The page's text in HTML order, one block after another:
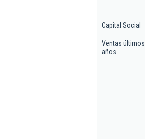
Capital Social
Ventas últimos
años